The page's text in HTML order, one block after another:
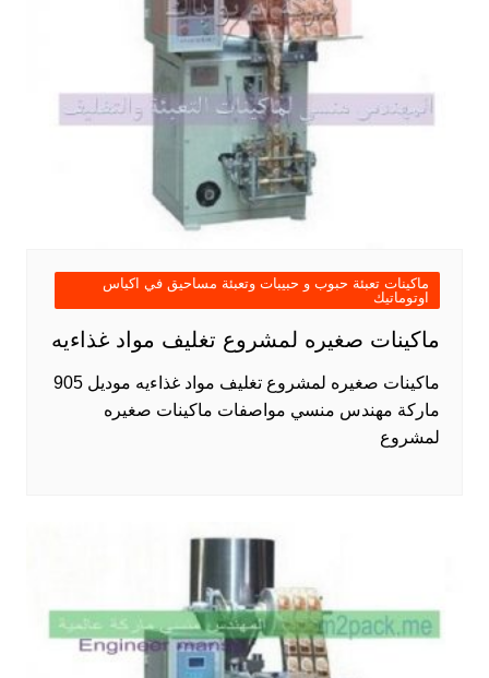
ماكينات تعبئة حبوب و حبيبات وتعبئة مساحيق في اكياس
اوتوماتيك
ماكينات صغيره لمشروع تغليف مواد غذاءيه
ماكينات صغيره لمشروع تغليف مواد غذاءيه موديل 905
ماركة مهندس منسي مواصفات ماكينات صغيره
لمشروع